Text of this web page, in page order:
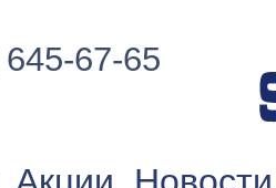
67-65